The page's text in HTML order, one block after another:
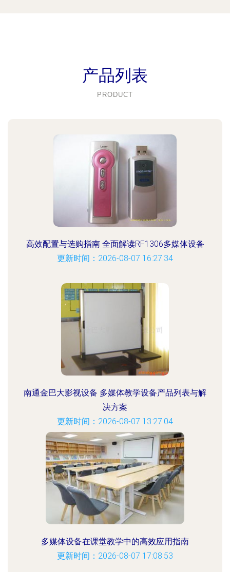
产品列表
PRODUCT
高效配置与选购指南 全面解读RF1306多媒体设备
更新时间：2026-08-07 16:27:34
南通金巴大影视设备 多媒体教学设备产品列表与解
决方案
更新时间：2026-08-07 13:27:04
多媒体设备在课堂教学中的高效应用指南
更新时间：2026-08-07 17:08:53